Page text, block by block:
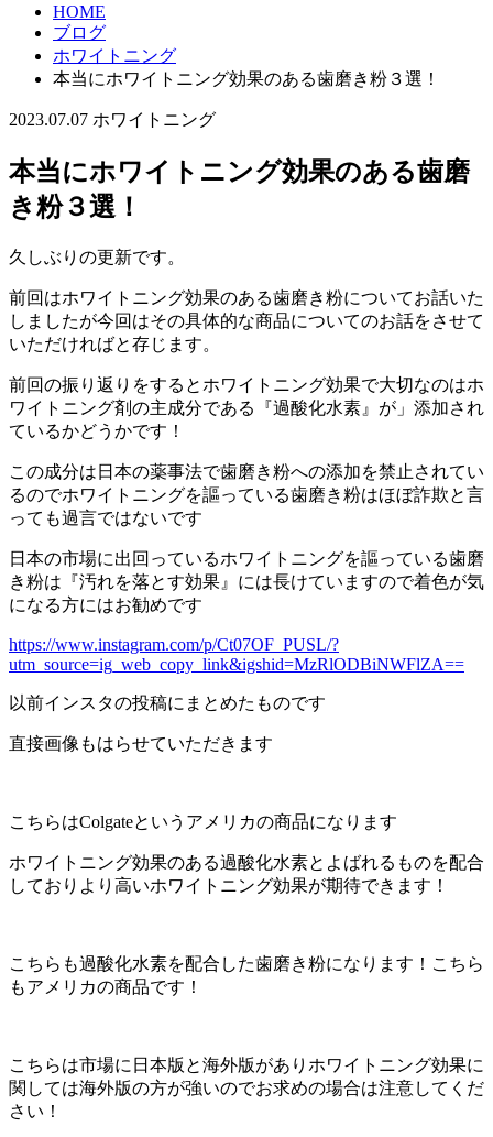
HOME
ブログ
ホワイトニング
本当にホワイトニング効果のある歯磨き粉３選！
2023.07.07 ホワイトニング
本当にホワイトニング効果のある歯磨
き粉３選！
久しぶりの更新です。
前回はホワイトニング効果のある歯磨き粉についてお話いた
しましたが今回はその具体的な商品についてのお話をさせて
いただければと存じます。
前回の振り返りをするとホワイトニング効果で大切なのはホ
ワイトニング剤の主成分である『過酸化水素』が」添加され
ているかどうかです！
この成分は日本の薬事法で歯磨き粉への添加を禁止されてい
るのでホワイトニングを謳っている歯磨き粉はほぼ詐欺と言
っても過言ではないです
日本の市場に出回っているホワイトニングを謳っている歯磨
き粉は『汚れを落とす効果』には長けていますので着色が気
になる方にはお勧めです
https://www.instagram.com/p/Ct07OF_PUSL/?
utm_source=ig_web_copy_link&igshid=MzRlODBiNWFlZA==
以前インスタの投稿にまとめたものです
直接画像もはらせていただきます
こちらはColgateというアメリカの商品になります
ホワイトニング効果のある過酸化水素とよばれるものを配合
しておりより高いホワイトニング効果が期待できます！
こちらも過酸化水素を配合した歯磨き粉になります！こちら
もアメリカの商品です！
こちらは市場に日本版と海外版がありホワイトニング効果に
関しては海外版の方が強いのでお求めの場合は注意してくだ
さい！